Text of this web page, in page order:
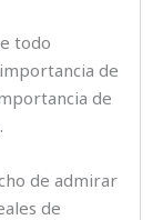
todo
de
de
de admirar
de